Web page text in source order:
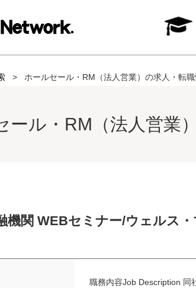
ホールセール・RM（法人営業）の求人・転
ール・RM（法人営業
機関 WEBセミナー/ウェルス
職務内容Job Description 同